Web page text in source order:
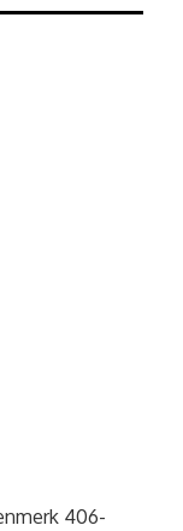
406-